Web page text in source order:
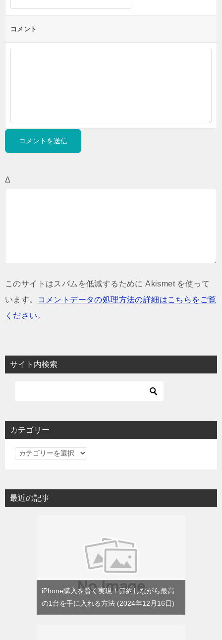
コメント
Δ
このサイトはスパムを低減するために Akismet を使って
います。
コメントデータの処理方法の詳細はこちらをご覧
ください 。
サイト内検索
カテゴリー
カ
リ
ー
最近の記事
iPhone購入を賢く実現！節約しながら最高
の1台を手に入れる方法 2024年12月16日